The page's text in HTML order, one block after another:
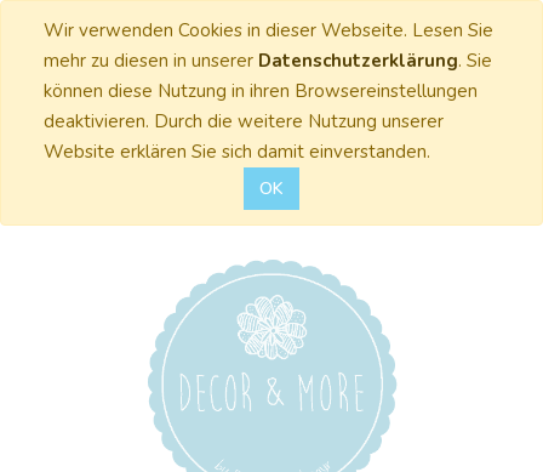
Wir verwenden Cookies in dieser Webseite. Lesen Sie
mehr zu diesen in unserer Datenschutzerklärung. Sie
können diese Nutzung in ihren Browsereinstellungen
deaktivieren. Durch die weitere Nutzung unserer
Website erklären Sie sich damit einverstanden.
OK